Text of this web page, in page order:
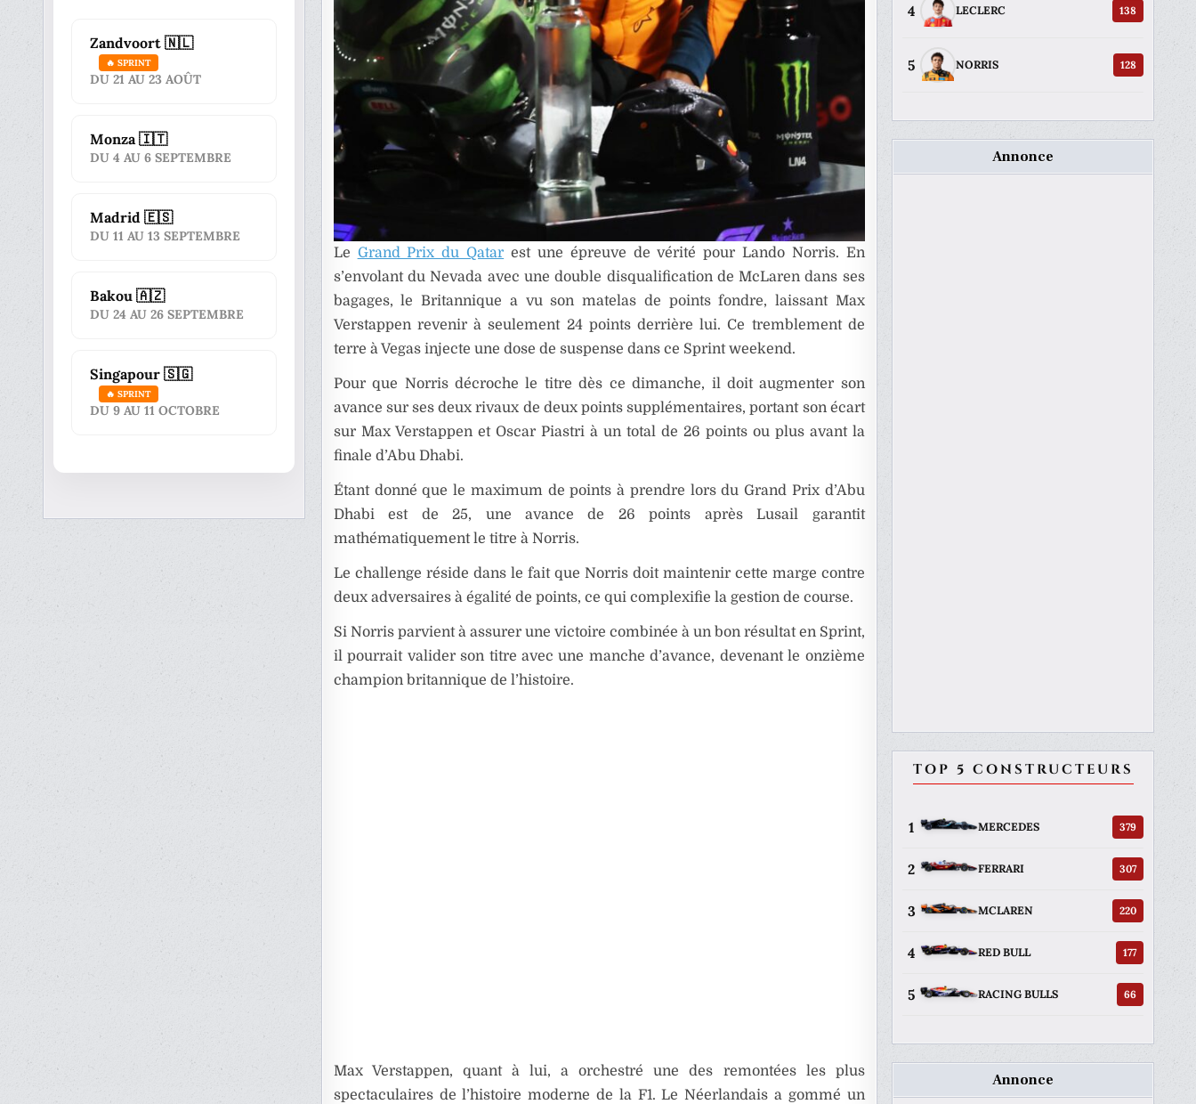
Le Grand Prix du Qatar est une épreuve de vérité pour Lando Norris. En
s’envolant du Nevada avec une double disqualification de McLaren dans ses
bagages, le Britannique a vu son matelas de points fondre, laissant Max
Verstappen revenir à seulement 24 points derrière lui. Ce tremblement de
terre à Vegas injecte une dose de suspense dans ce Sprint weekend.
Pour que Norris décroche le titre dès ce dimanche, il doit augmenter son
avance sur ses deux rivaux de deux points supplémentaires, portant son écart
sur Max Verstappen et Oscar Piastri à un total de 26 points ou plus avant la
finale d’Abu Dhabi.
Étant donné que le maximum de points à prendre lors du Grand Prix d’Abu
Dhabi est de 25, une avance de 26 points après Lusail garantit
mathématiquement le titre à Norris.
Le challenge réside dans le fait que Norris doit maintenir cette marge contre
deux adversaires à égalité de points, ce qui complexifie la gestion de course.
Si Norris parvient à assurer une victoire combinée à un bon résultat en Sprint,
il pourrait valider son titre avec une manche d’avance, devenant le onzième
champion britannique de l’histoire.
Max Verstappen, quant à lui, a orchestré une des remontées les plus
spectaculaires de l’histoire moderne de la F1. Le Néerlandais a gommé un
Zandvoort 🇳🇱
🔥 SPRINT
DU 21 AU 23 AOÛT
Monza 🇮🇹
DU 4 AU 6 SEPTEMBRE
Madrid 🇪🇸
DU 11 AU 13 SEPTEMBRE
Bakou 🇦🇿
DU 24 AU 26 SEPTEMBRE
Singapour 🇸🇬
🔥 SPRINT
DU 9 AU 11 OCTOBRE
4 LECLERC 138
5 NORRIS 128
Annonce
TOP 5 CONSTRUCTEURS
1 MERCEDES 379
2 FERRARI 307
3 MCLAREN 220
4 RED BULL 177
5 RACING BULLS 66
Annonce